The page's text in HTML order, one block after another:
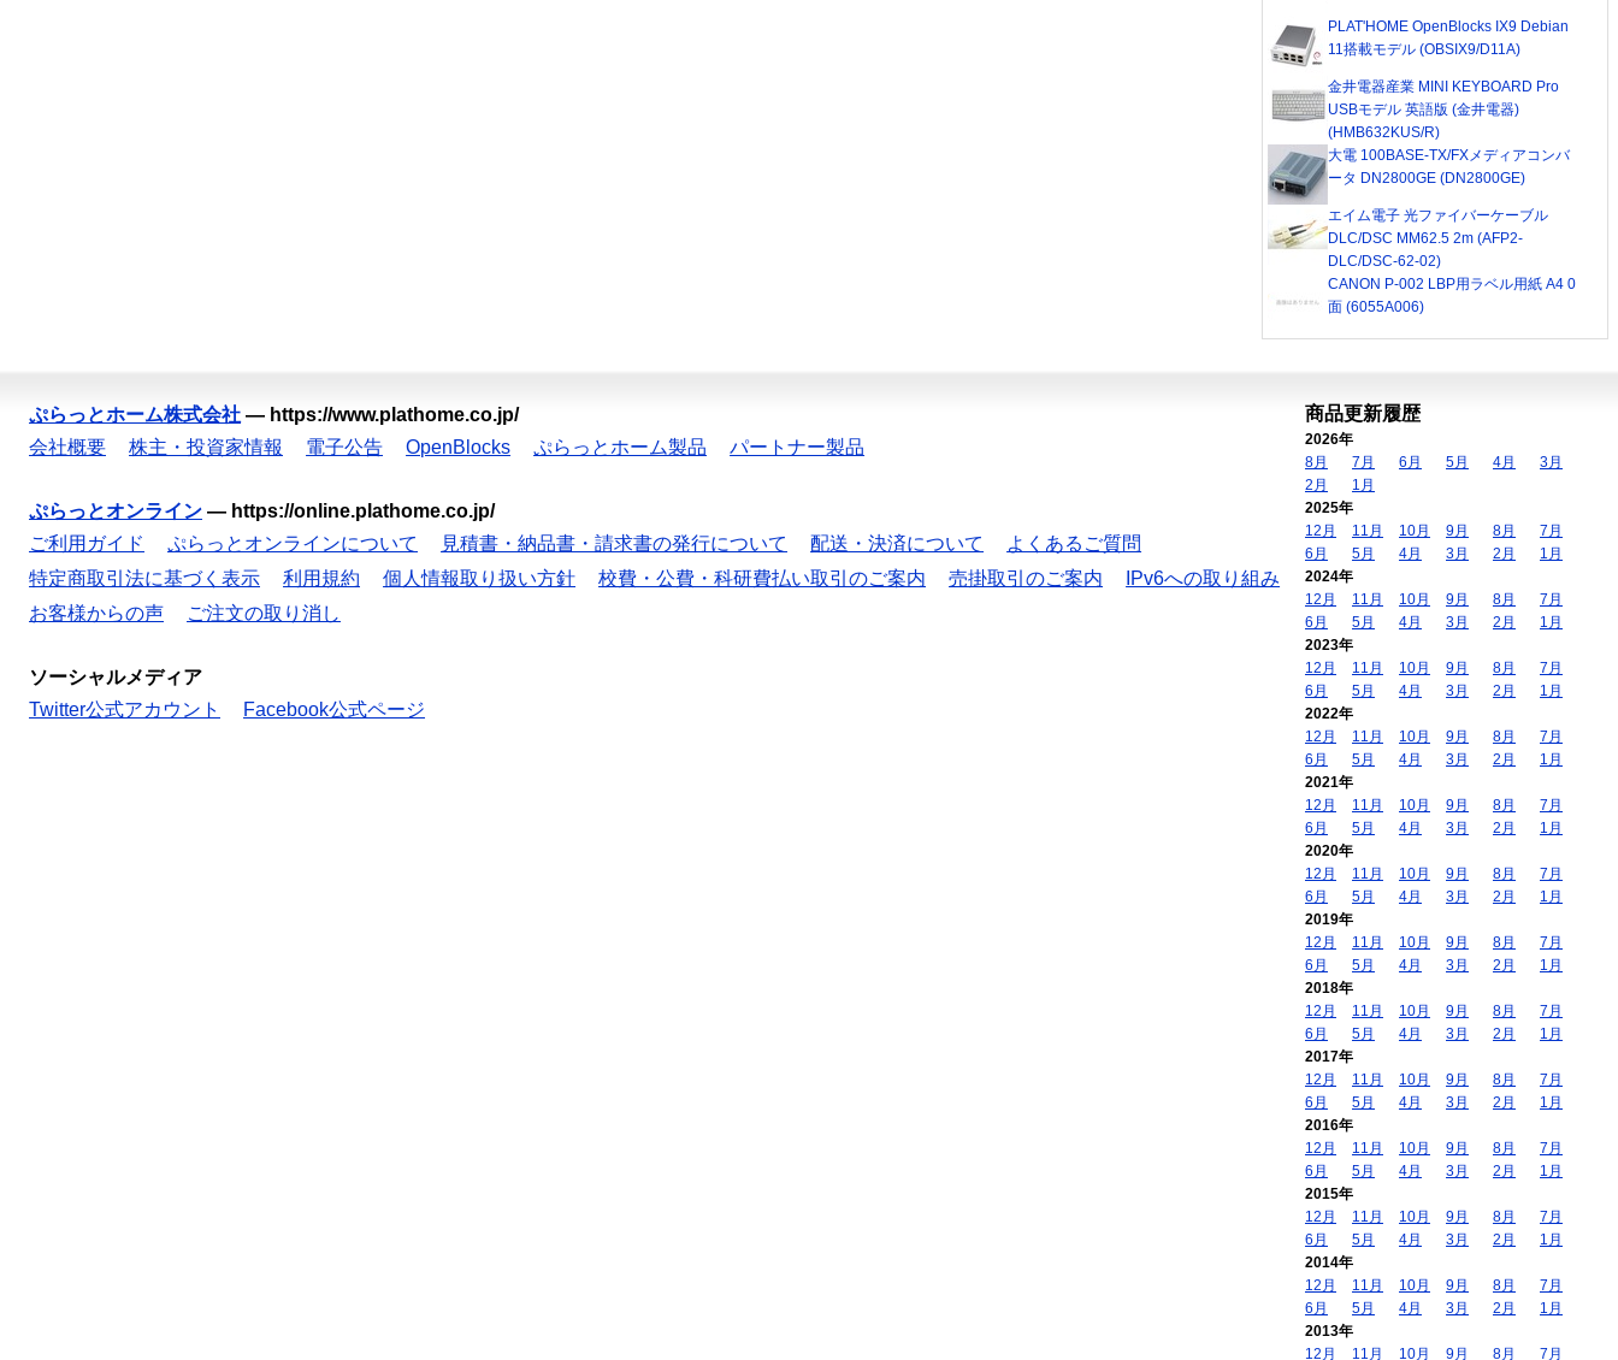
PLAT'HOME OpenBlocks IX9 Debian
11搭載モデル (OBSIX9/D11A)
金井電器産業 MINI KEYBOARD Pro
USBモデル 英語版 (金井電器)
(HMB632KUS/R)
大電 100BASE-TX/FXメディアコンバ
ータ DN2800GE (DN2800GE)
エイム電子 光ファイバーケーブル
DLC/DSC MM62.5 2m (AFP2-
DLC/DSC-62-02)
CANON P-002 LBP用ラベル用紙 A4 0
面 (6055A006)
ぷらっとホーム株式会社 — https://www.plathome.co.jp/
会社概要
株主・投資家情報 電子公告 OpenBlocks ぷらっとホーム製品 パートナー製品
ぷらっとオンライン — https://online.plathome.co.jp/
ご利用ガイド
ぷらっとオンラインについて 見積書・納品書・請求書の発行について 配送・決済について
よくあるご質問
特定商取引法に基づく表示
利用規約 個人情報取り扱い方針 校費・公費・科研費払い取引のご案内 売掛取引のご案内
IPv6への取り組み
お客様からの声
ご注文の取り消し
ソーシャルメディア
Twitter公式アカウント
Facebook公式ページ
商品更新履歴
2026年
8月
7月 6月 5月 4月
3月
2月
1月
2025年
12月
11月 10月 9月 8月
7月
6月
5月 4月 3月 2月
1月
2024年
12月
11月 10月 9月 8月
7月
6月
5月 4月 3月 2月
1月
2023年
12月
11月 10月 9月 8月
7月
6月
5月 4月 3月 2月
1月
2022年
12月
11月 10月 9月 8月
7月
6月
5月 4月 3月 2月
1月
2021年
12月
11月 10月 9月 8月
7月
6月
5月 4月 3月 2月
1月
2020年
12月
11月 10月 9月 8月
7月
6月
5月 4月 3月 2月
1月
2019年
12月
11月 10月 9月 8月
7月
6月
5月 4月 3月 2月
1月
2018年
12月
11月 10月 9月 8月
7月
6月
5月 4月 3月 2月
1月
2017年
12月
11月 10月 9月 8月
7月
6月
5月 4月 3月 2月
1月
2016年
12月
11月 10月 9月 8月
7月
6月
5月 4月 3月 2月
1月
2015年
12月
11月 10月 9月 8月
7月
6月
5月 4月 3月 2月
1月
2014年
12月
11月 10月 9月 8月
7月
6月
5月 4月 3月 2月
1月
2013年
12月
11月 10月 9月 8月 7月